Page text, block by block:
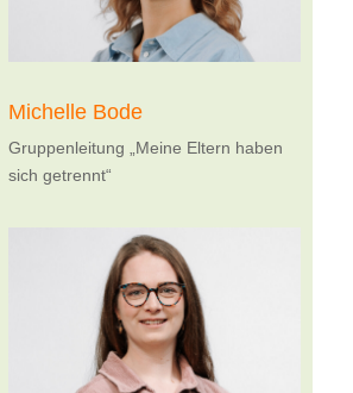
Michelle Bode
Gruppenleitung „Meine Eltern haben
sich getrennt“